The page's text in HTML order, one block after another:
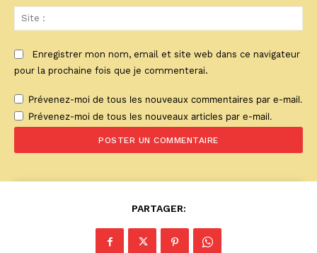
:
Enregistrer mon nom, email et site web dans ce navigateur
pour la prochaine fois que je commenterai.
Prévenez-moi de tous les nouveaux commentaires par e-mail.
Prévenez-moi de tous les nouveaux articles par e-mail.
PARTAGER: